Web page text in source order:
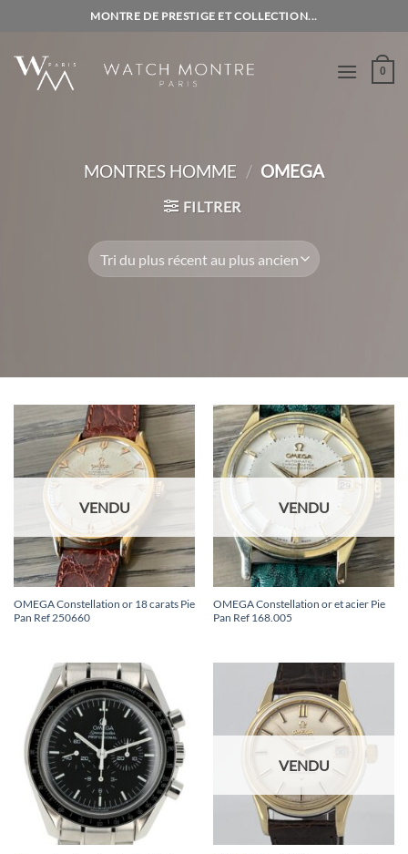
contenu
MONTRE DE PRESTIGE ET COLLECTION...
0
MONTRES HOMME / OMEGA
FILTRER
VENDU
OMEGA Constellation or 18 carats Pie
Pan Ref 250660
VENDU
OMEGA Constellation or et acier Pie
Pan Ref 168.005
VENDU